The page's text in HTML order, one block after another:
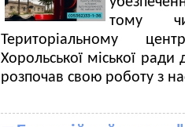
тому
Територіальному
Хорольської міської ради
розпочав свою роботу з